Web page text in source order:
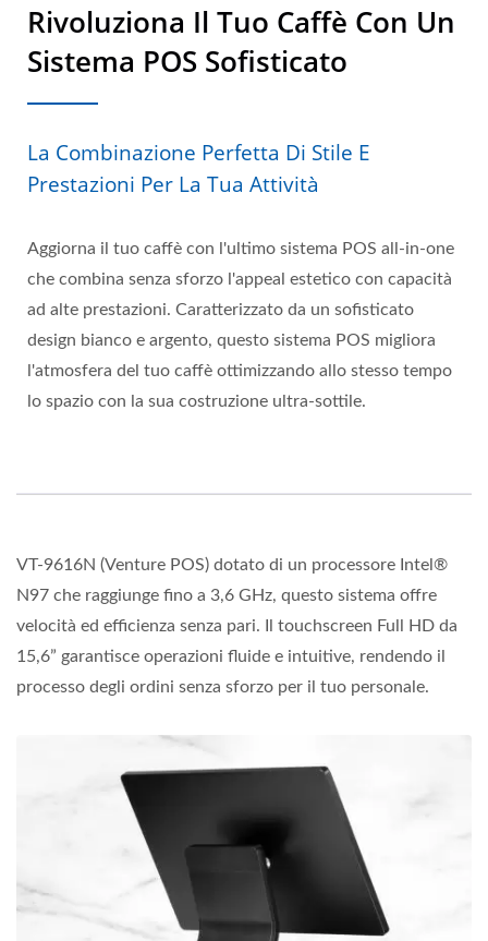
Rivoluziona Il Tuo Caffè Con Un
Sistema POS Sofisticato
La Combinazione Perfetta Di Stile E
Prestazioni Per La Tua Attività
Aggiorna il tuo caffè con l'ultimo sistema POS all-in-one
che combina senza sforzo l'appeal estetico con capacità
ad alte prestazioni. Caratterizzato da un sofisticato
design bianco e argento, questo sistema POS migliora
l'atmosfera del tuo caffè ottimizzando allo stesso tempo
lo spazio con la sua costruzione ultra-sottile.
VT-9616N (Venture POS) dotato di un processore Intel®
N97 che raggiunge fino a 3,6 GHz, questo sistema offre
velocità ed efficienza senza pari. Il touchscreen Full HD da
15,6” garantisce operazioni fluide e intuitive, rendendo il
processo degli ordini senza sforzo per il tuo personale.